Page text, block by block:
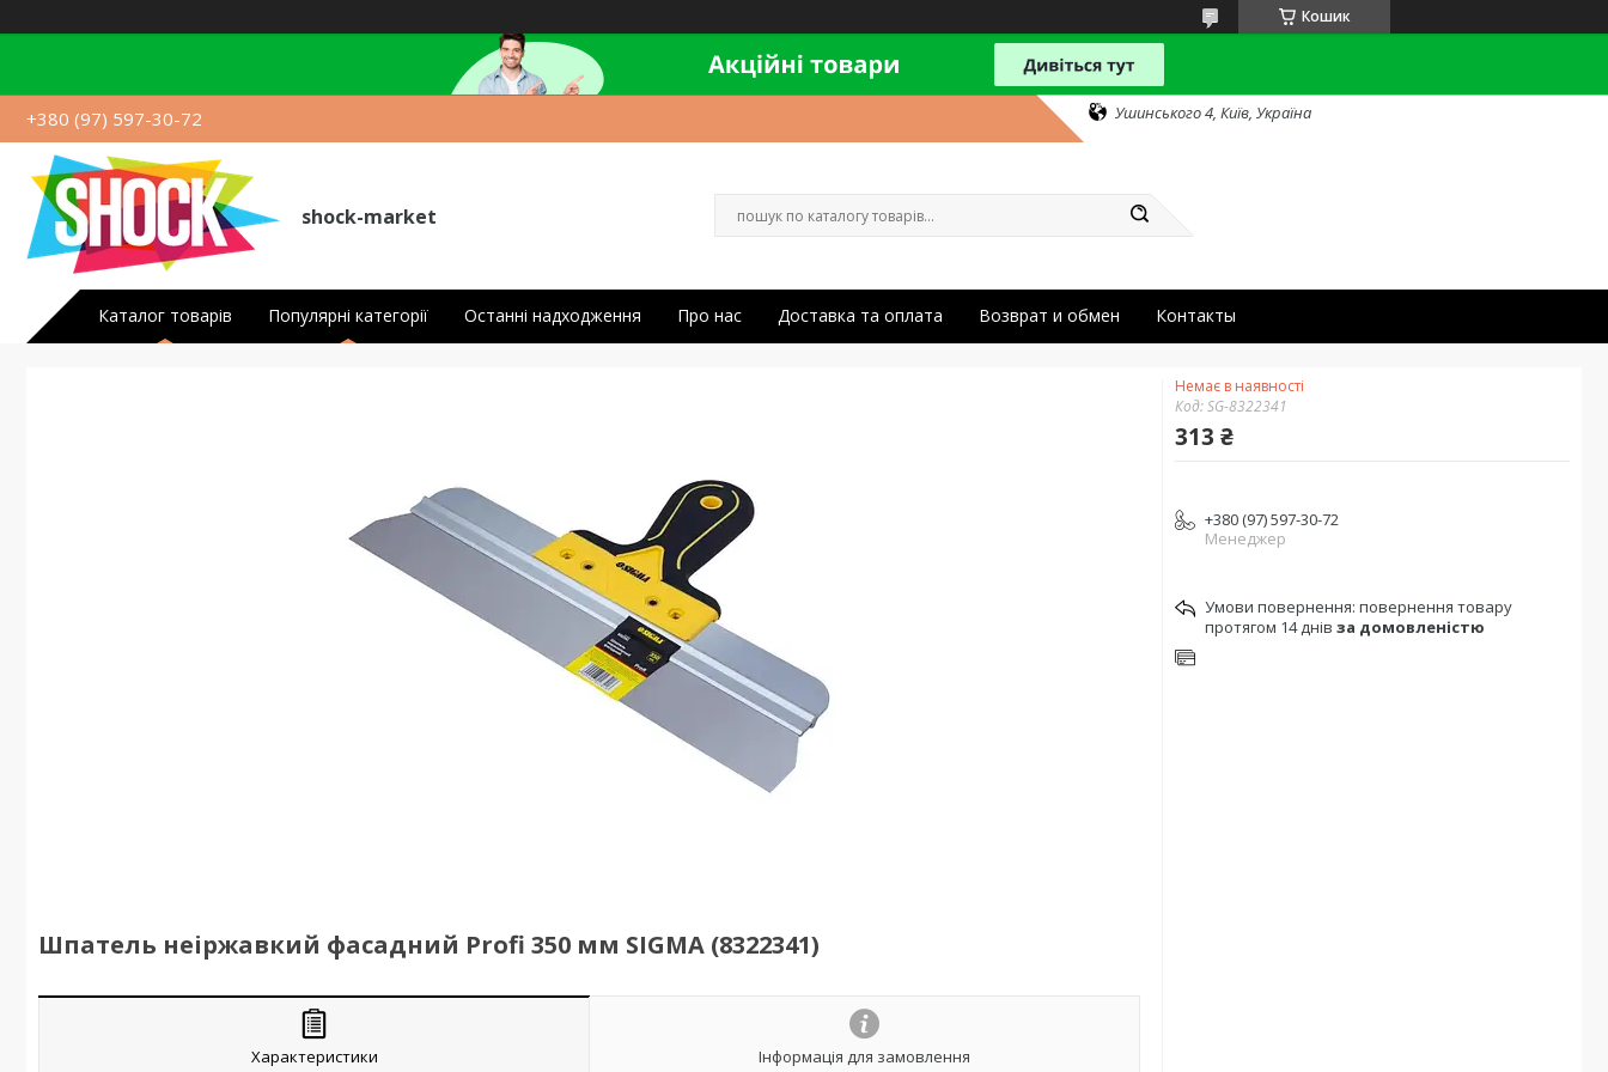
Кошик
+380 (97) 597-30-72 Ушинського 4, Київ, Україна
shock-market
Каталог товарів Популярні категорії Останні надходження Про нас Доставка та оплата Возврат и обмен Контакты
Шпатель неіржавкий фасадний Profi 350 мм SIGMA (8322341)
Характеристики Інформація для замовлення
Немає в наявності
Код:SG-8322341
313 ₴
+380 (97) 597-30-72
Менеджер
повернення товару
протягом 14 днів за домовленістю